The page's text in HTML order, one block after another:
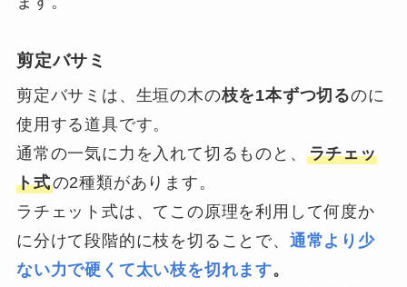
剪定バサミ
剪定バサミは、生垣の木の枝を1本ずつ切るのに
使用する道具です。
通常の一気に力を入れて切るものと、 ラチェッ
ト式の2種類があります。
ラチェット式は、てこの原理を利用して何度か
に分けて段階的に枝を切ることで、 通常より少
ない力で硬くて太い枝を切れます。